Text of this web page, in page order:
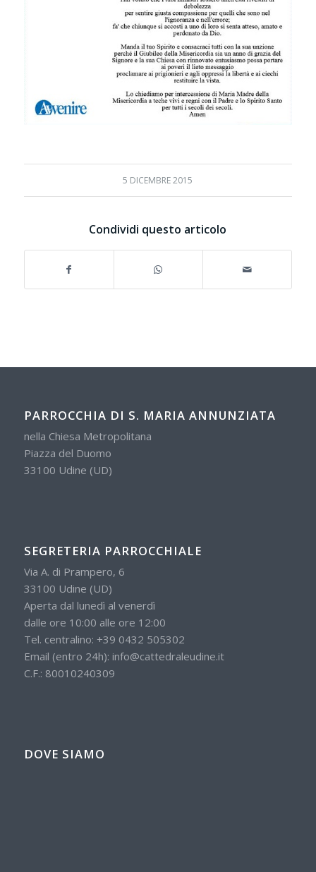
5 DICEMBRE 2015
Condividi questo articolo
PARROCCHIA DI S. MARIA ANNUNZIATA
nella Chiesa Metropolitana
Piazza del Duomo
33100 Udine (UD)
SEGRETERIA PARROCCHIALE
Via A. di Prampero, 6
33100 Udine (UD)
Aperta dal lunedì al venerdì
dalle ore 10:00 alle ore 12:00
Tel. centralino: +39 0432 505302
Email (entro 24h): info@cattedraleudine.it
C.F.: 80010240309
DOVE SIAMO